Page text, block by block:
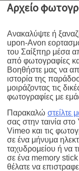
Αρχείο
Ανακαλύψτε ή
upon-Avon
του Σαίξπηρ μέσα
από φωτογραφίες
Βοηθήστε μας να
ιστορία της
μοιράζοντας τις
φωτογραφίες με
Παρακαλώ στείλτε
σας στην ταινία
Vimeo και τις
σε ένα μήνυμα
ταχυδρομείου ή να
σε ένα memory
θέλατε να